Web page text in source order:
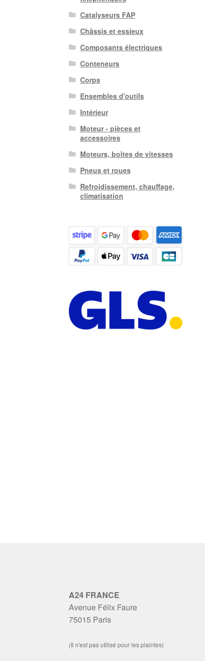
Catalyseurs FAP
Châssis et essieux
Composants électriques
Conteneurs
Corps
Ensembles d'outils
Intérieur
Moteur - pièces et
accessoires
Moteurs, boîtes de vitesses
Pneus et roues
Refroidissement, chauffage,
climatisation
A24 FRANCE
Avenue Félix Faure
75015 Paris
(Il n'est pas utilisé pour les plaintes)